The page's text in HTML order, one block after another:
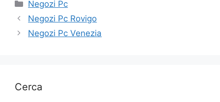
Negozi Pc
Negozi Pc Rovigo
Negozi Pc Venezia
Cerca